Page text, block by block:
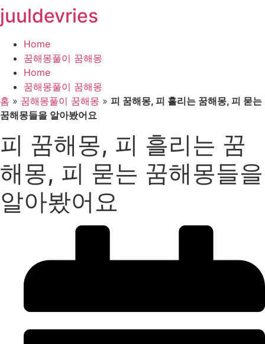
콘
텐
뛰
기
juuldevries
Home
꿈해몽풀이 꿈해몽
Home
꿈해몽풀이 꿈해몽
홈 » 꿈해몽풀이 꿈해몽 » 피 꿈해몽, 피 흘리는 꿈해몽, 피 묻는
꿈해몽들을 알아봤어요
피 꿈해몽, 피 흘리는 꿈
해몽, 피 묻는 꿈해몽들을
알아봤어요